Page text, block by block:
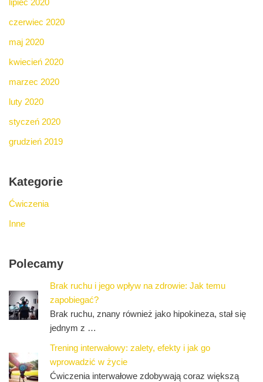
lipiec 2020
czerwiec 2020
maj 2020
kwiecień 2020
marzec 2020
luty 2020
styczeń 2020
grudzień 2019
Kategorie
Ćwiczenia
Inne
Polecamy
Brak ruchu i jego wpływ na zdrowie: Jak temu
zapobiegać?
Brak ruchu, znany również jako hipokineza, stał się
jednym z …
Trening interwałowy: zalety, efekty i jak go
wprowadzić w życie
Ćwiczenia interwałowe zdobywają coraz większą